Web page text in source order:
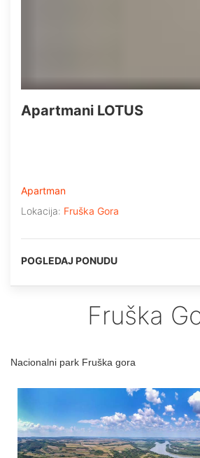
Apartmani LOTUS
Apartman
Lokacija: Fruška Gora
POGLEDAJ PONUDU
Fruška
Nacionalni park Fruška gora